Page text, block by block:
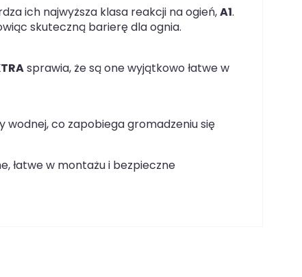
ich najwyższa klasa reakcji na ogień,A1.
skuteczną barierę dla ognia.
sprawia, że są one wyjątkowo łatwe w
wodnej, co zapobiega gromadzeniu się
łatwe w montażu i bezpieczne